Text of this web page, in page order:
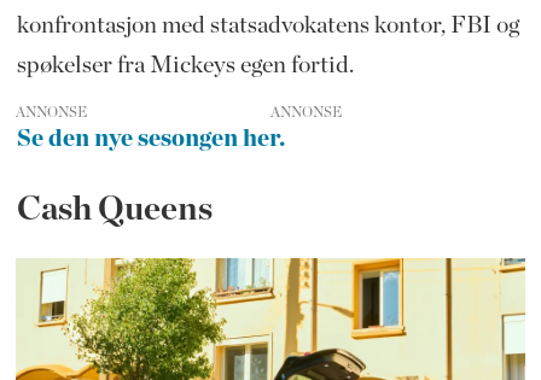
konfrontasjon med statsadvokatens kontor, FBI og
spøkelser fra Mickeys egen fortid.
ANNONSE
Se den nye sesongen her.
Cash Queens